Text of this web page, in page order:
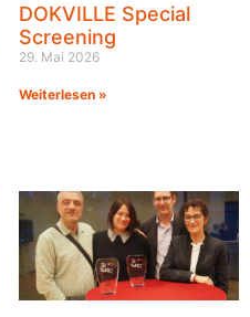
DOKVILLE Special
Screening
29. Mai 2026
Weiterlesen »